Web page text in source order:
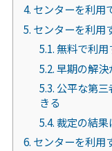
4. センターを利用
5. センターを利用
5.1.無料で利用
5.2.早期の解決
5.3. 公平な第
きる
5.4.裁定の結果
6. センターを利用
友だ